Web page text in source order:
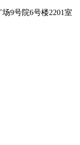
9号院6号楼2201室